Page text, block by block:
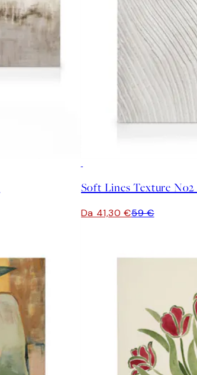
Soft Lines Texture No2
Da 41,30 €59 €